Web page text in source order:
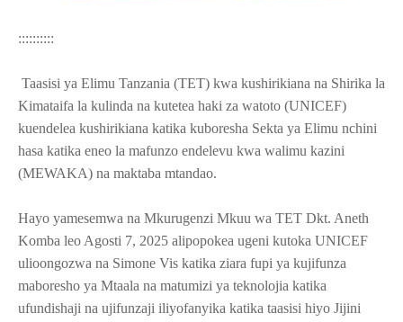
::::::::::
Taasisi ya Elimu Tanzania (TET) kwa kushirikiana na Shirika la
Kimataifa la kulinda na kutetea haki za watoto (UNICEF)
kuendelea kushirikiana katika kuboresha Sekta ya Elimu nchini
hasa katika eneo la mafunzo endelevu kwa walimu kazini
(MEWAKA) na maktaba mtandao.
Hayo yamesemwa na Mkurugenzi Mkuu wa TET Dkt. Aneth
Komba leo Agosti 7, 2025 alipopokea ugeni kutoka UNICEF
ulioongozwa na Simone Vis katika ziara fupi ya kujifunza
maboresho ya Mtaala na matumizi ya teknolojia katika
ufundishaji na ujifunzaji iliyofanyika katika taasisi hiyo Jijini